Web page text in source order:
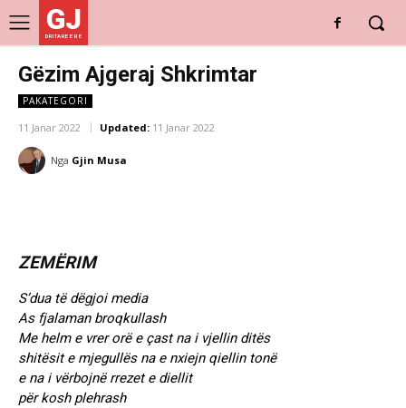
GJ
DRITARE E RE
Gëzim Ajgeraj Shkrimtar
PAKATEGORI
11 Janar 2022 Updated: 11 Janar 2022
Nga Gjin Musa
ZEMËRIM
S’dua të dëgjoi media
As fjalaman broqkullash
Me helm e vrer orë e çast na i vjellin ditës
shitësit e mjegullës na e nxiejn qiellin tonë
e na i vërbojnë rrezet e diellit
për kosh plehrash